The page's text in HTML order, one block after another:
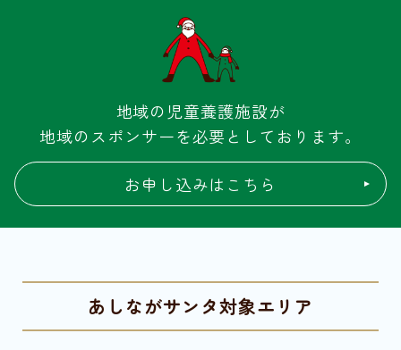
地域の児童養護施設が
地域のスポンサーを必要としております。
お申し込みはこちら
あしながサンタ対象エリア